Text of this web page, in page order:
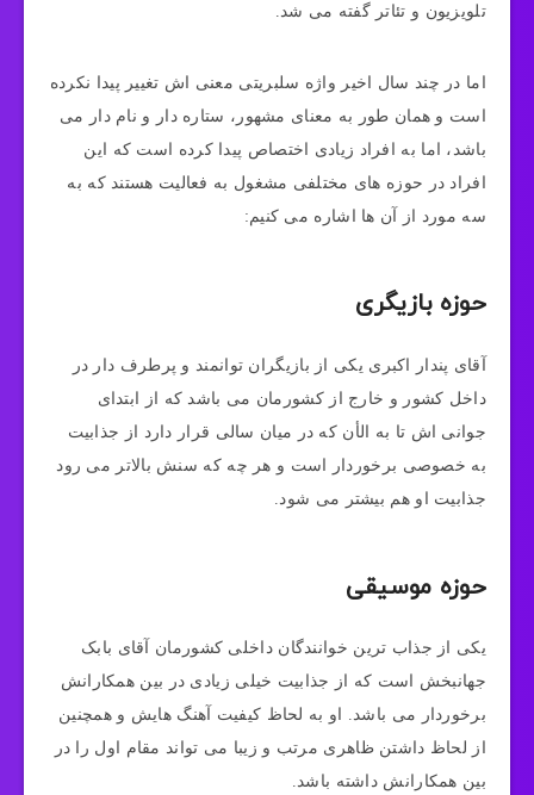
تلویزیون و تئاتر گفته می‌ شد.
اما در چند سال اخیر واژه سلبریتی معنی اش تغییر پیدا نکرده
است و همان طور به معنای مشهور، ستاره دار و نام دار می
باشد، اما به افراد زیادی اختصاص پیدا کرده است که این
افراد در حوزه های مختلفی مشغول به فعالیت هستند که به
سه مورد از آن ها اشاره می کنیم:
حوزه بازیگری
آقای پندار اکبری یکی از بازیگران توانمند و پرطرف دار در
داخل کشور و خارج از کشورمان می باشد که از ابتدای
جوانی اش تا به الأن که در میان سالی قرار دارد از جذابیت
به خصوصی برخوردار است و هر چه که سنش بالاتر می رود
جذابیت او هم بیشتر می شود.
حوزه موسیقی
یکی از جذاب ترین خوانندگان داخلی کشورمان آقای بابک
جهانبخش است که از جذابیت خیلی زیادی در بین همکارانش
برخوردار می باشد. او به لحاظ کیفیت آهنگ هایش و همچنین
از لحاظ داشتن ظاهری مرتب و زیبا می تواند مقام اول را در
بین همکارانش داشته باشد.